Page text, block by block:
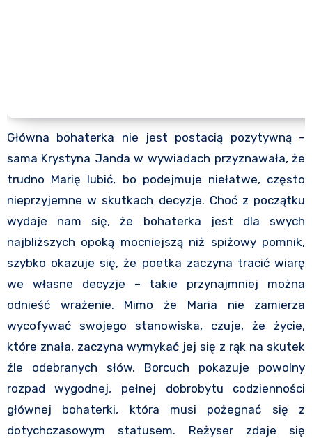
Główna bohaterka nie jest postacią pozytywną –
sama Krystyna Janda w wywiadach przyznawała, że
trudno Marię lubić, bo podejmuje niełatwe, często
nieprzyjemne w skutkach decyzje. Choć z początku
wydaje nam się, że bohaterka jest dla swych
najbliższych opoką mocniejszą niż spiżowy pomnik,
szybko okazuje się, że poetka zaczyna tracić wiarę
we własne decyzje – takie przynajmniej można
odnieść wrażenie. Mimo że Maria nie zamierza
wycofywać swojego stanowiska, czuje, że życie,
które znała, zaczyna wymykać jej się z rąk na skutek
źle odebranych słów. Borcuch pokazuje powolny
rozpad wygodnej, pełnej dobrobytu codzienności
głównej bohaterki, która musi pożegnać się z
dotychczasowym statusem. Reżyser zdaje się